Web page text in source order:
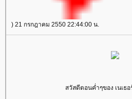
) 21 กรกฎาคม 2550 22:44:00 น.
สวัสดีตอนค่ำๆของ เนเธ